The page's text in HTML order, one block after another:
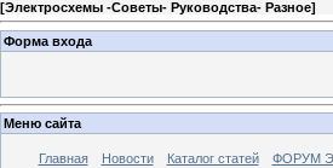
[Электросхемы -Советы- Руководства- Разное]
Форма входа
Меню сайта
Главная Новости Каталог статей
ФОРУМ